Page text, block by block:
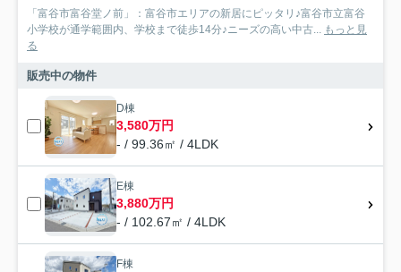
「富谷市富谷堂ノ前」：富谷市エリアの新居にピッタリ♪富谷市立富谷
小学校が通学範囲内、学校まで徒歩14分♪ニーズの高い中古... もっと見
る
販売中の物件
D棟
3,580万円
- / 99.36㎡ / 4LDK
E棟
3,880万円
- / 102.67㎡ / 4LDK
F棟